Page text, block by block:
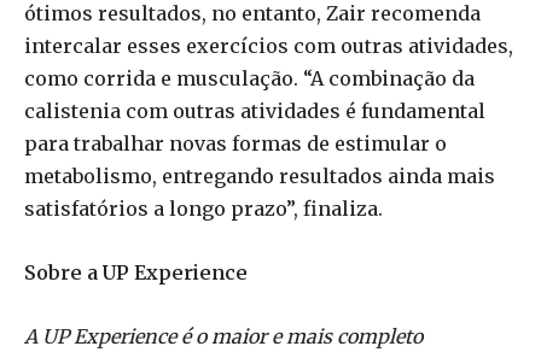
ótimos resultados, no entanto, Zair recomenda
intercalar esses exercícios com outras atividades,
como corrida e musculação. “A combinação da
calistenia com outras atividades é fundamental
para trabalhar novas formas de estimular o
metabolismo, entregando resultados ainda mais
satisfatórios a longo prazo”, finaliza.
Sobre a UP Experience
A UP Experience é o maior e mais completo